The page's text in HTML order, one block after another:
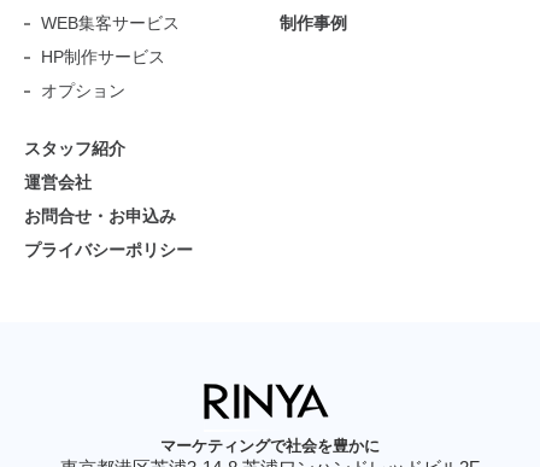
WEB集客サービス
HP制作サービス
オプション
制作事例
スタッフ紹介
運営会社
お問合せ・お申込み
プライバシーポリシー
マーケティングで社会を豊かに